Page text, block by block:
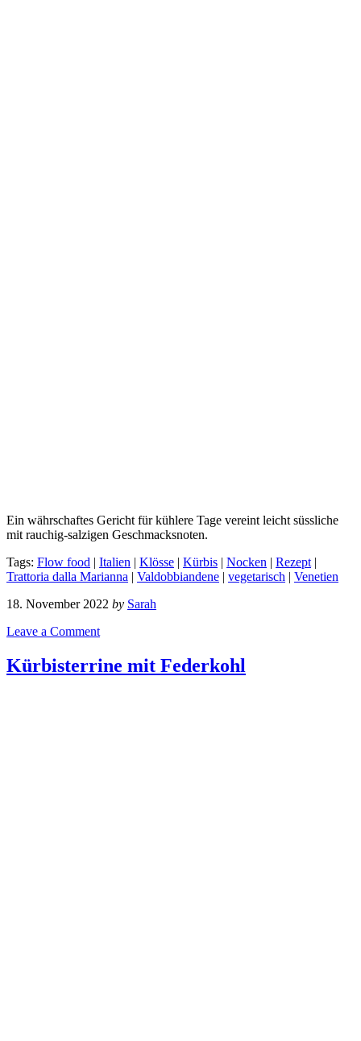
Ein währschaftes Gericht für kühlere Tage vereint leicht süssliche
mit rauchig-salzigen Geschmacksnoten.
Tags: Flow food | Italien | Klösse | Kürbis | Nocken | Rezept |
Trattoria dalla Marianna | Valdobbiandene | vegetarisch | Venetien
18. November 2022 by Sarah
Leave a Comment
Kürbisterrine mit Federkohl